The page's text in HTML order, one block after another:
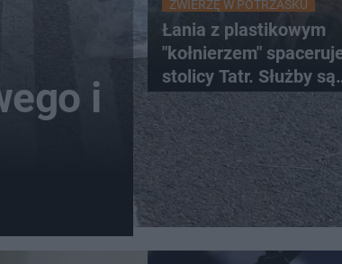
i
ZWIERZĘ W POTRZASKU
Łania z plastikowym
"kołnierzem"
stolicy Tatr. Służby są
bezradne